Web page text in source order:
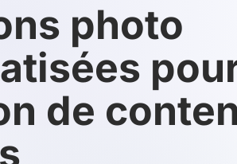
photo
de